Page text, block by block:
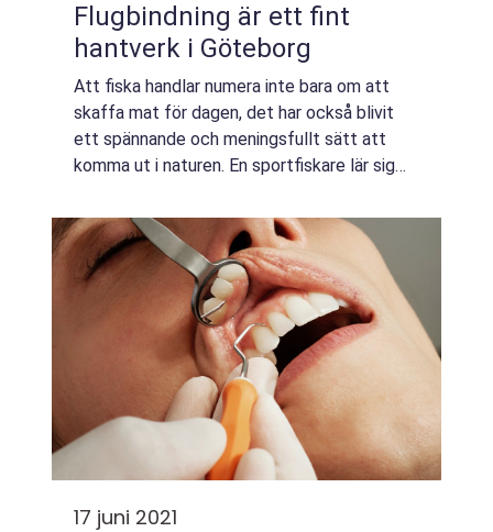
Flugbindning är ett fint
hantverk i Göteborg
Att fiska handlar numera inte bara om att
skaffa mat för dagen, det har också blivit
ett spännande och meningsfullt sätt att
komma ut i naturen. En sportfiskare lär sig
hitta fisk i, vilka tider på dagen som ä...
17 juni 2021